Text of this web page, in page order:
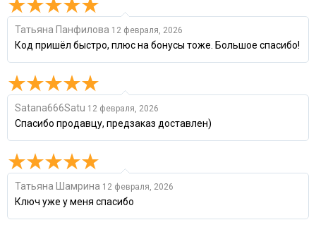
Татьяна Панфилова 12 февраля, 2026
Код пришёл быстро, плюс на бонусы тоже. Большое спасибо!
Satana666Satu 12 февраля, 2026
Спасибо продавцу, предзаказ доставлен)
Татьяна Шамрина 12 февраля, 2026
Ключ уже у меня спасибо